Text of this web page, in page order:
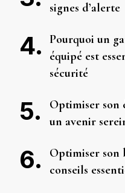
signes d’alerte
Pourquoi un
équipé est
sécurité
Optimiser son
un avenir
Optimiser son
conseils